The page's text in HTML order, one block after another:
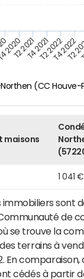
(CC Houve-
2020
T2 2021T4 2021T2 2022T4 2022
T2
maisons
1 041
immobiliers sont
de
se trouve la
des terrains à
En comparaison,
cédés à partir